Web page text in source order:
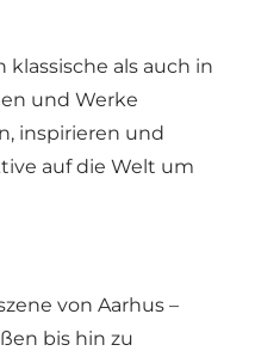
klassische als auch in
und Werke
inspirieren und
auf die Welt um
von Aarhus –
bis hin zu